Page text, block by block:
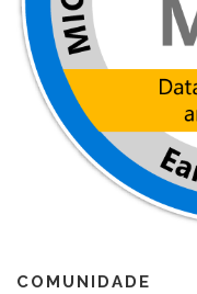
COMUNIDADE